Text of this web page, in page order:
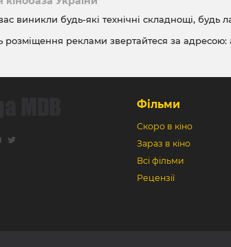
виникли будь-які технічні складнощі, будь
розміщення реклами звертайтеся за адресою:
Фільми
Скоро в кіно
Зараз в кіно
Всі фільми
Рецензії